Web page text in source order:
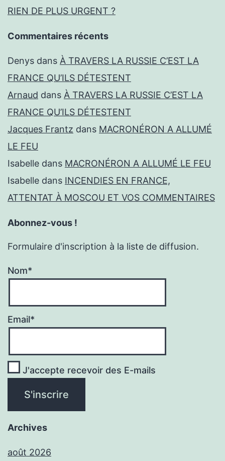
RIEN DE PLUS URGENT ?
Commentaires récents
Denys dans À TRAVERS LA RUSSIE C’EST LA
FRANCE QU’ILS DÉTESTENT
Arnaud dans À TRAVERS LA RUSSIE C’EST LA
FRANCE QU’ILS DÉTESTENT
Jacques Frantz dans MACRONÉRON A ALLUMÉ
LE FEU
Isabelle dans MACRONÉRON A ALLUMÉ LE FEU
Isabelle dans INCENDIES EN FRANCE,
ATTENTAT À MOSCOU ET VOS COMMENTAIRES
Abonnez-vous !
Formulaire d'inscription à la liste de diffusion.
Nom*
Email*
J'accepte recevoir des E-mails
Archives
août 2026